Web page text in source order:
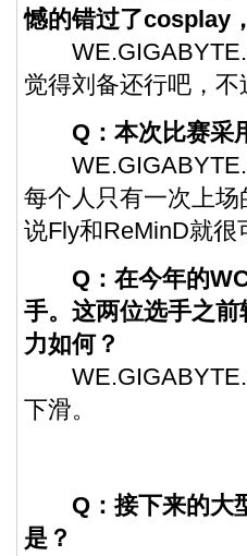
憾的错过了cosplay
觉得刘备还行吧，
Q：本次比赛采
每个人只有一次上
说Fly和ReMinD就很
Q：在今年的
手。这两位选手之前
力如何？
下滑。
Q：接下来的大
是？